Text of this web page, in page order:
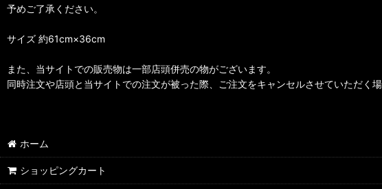
予めご了承ください。
サイズ 約61cm×36cm
また、当サイトでの販売物は一部店頭併売の物がございます。
同時注文や店頭と当サイトでの注文が被った際、ご注文をキャンセルさせていただく場
ホーム
ショッピングカート